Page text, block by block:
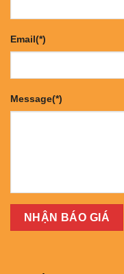
Email(*)
Message(*)